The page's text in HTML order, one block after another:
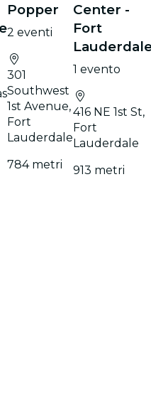
Popper
2 eventi
301
Southwest
1st Avenue,
Fort
Lauderdale
784 metri
Center -
Fort
1 evento
416 NE 1st St,
Fort
Lauderdale
913 metri